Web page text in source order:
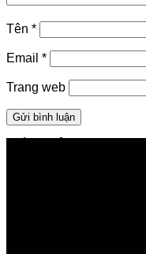
Tên *
Email *
Trang web